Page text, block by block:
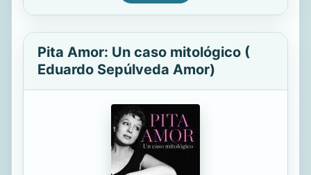
Pita Amor: Un caso mitológico (
Eduardo Sepúlveda Amor)